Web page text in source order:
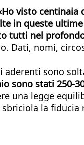
visto centinaia
in queste
tutti nel
Dati, nomi,
aderenti sono
sono stati 250-
una legge
la